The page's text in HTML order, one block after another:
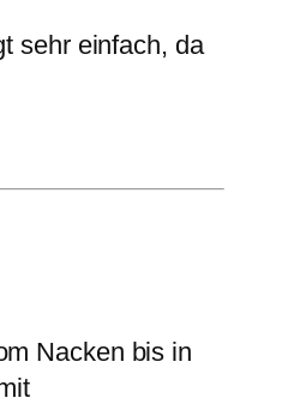
sehr einfach, da
Nacken bis in